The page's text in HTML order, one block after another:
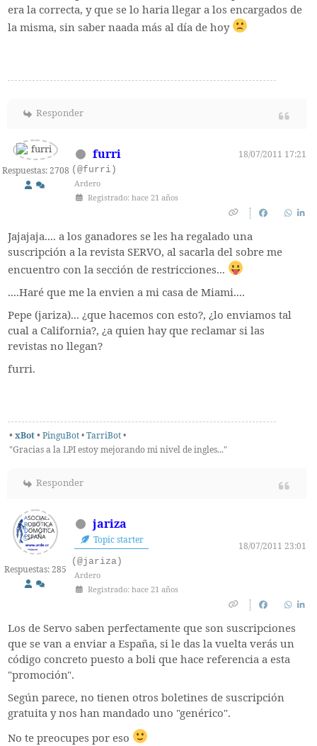
era la correcta, y que se lo haria llegar a los encargados de
la misma, sin saber naada más al día de hoy
Responder
Respuestas: 2708
furri
18/07/2011 17:21
(@furri)
Ardero
Registrado: hace 21 años
Jajajaja.... a los ganadores se les ha regalado una
suscripción a la revista SERVO, al sacarla del sobre me
encuentro con la sección de restricciones...
....Haré que me la envien a mi casa de Miami....
Pepe (jariza)... ¿que hacemos con esto?, ¿lo enviamos tal
cual a California?, ¿a quien hay que reclamar si las
revistas no llegan?
furri.
• xBot • PinguBot • TarriBot •
"Gracias a la LPI estoy mejorando mi nivel de ingles..."
Responder
Respuestas: 285
jariza
Topic starter
18/07/2011 23:01
(@jariza)
Ardero
Registrado: hace 21 años
Los de Servo saben perfectamente que son suscripciones
que se van a enviar a España, si le das la vuelta verás un
código concreto puesto a boli que hace referencia a esta
"promoción".
Según parece, no tienen otros boletines de suscripción
gratuita y nos han mandado uno "genérico".
No te preocupes por eso